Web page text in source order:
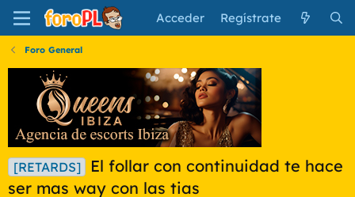
Acceder Regístrate
Foro General
[RETARDS]
El follar con continuidad te hace
ser mas way con las tias